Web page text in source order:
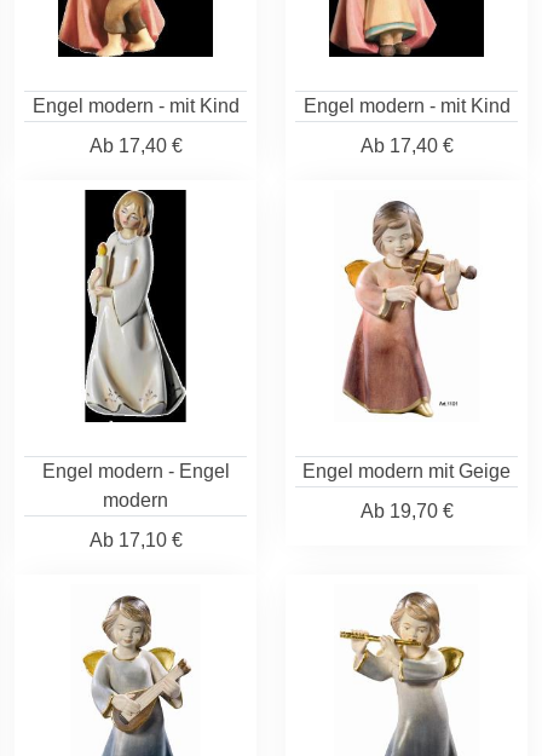
Engel modern - mit Kind
Ab17,40 €
Engel modern - mit Kind
Ab17,40 €
Engel modern - Engel
modern
Ab17,10 €
Engel modern mit Geige
Ab19,70 €